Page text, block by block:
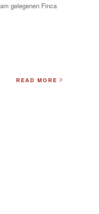
gelegenen Finca
READ MORE